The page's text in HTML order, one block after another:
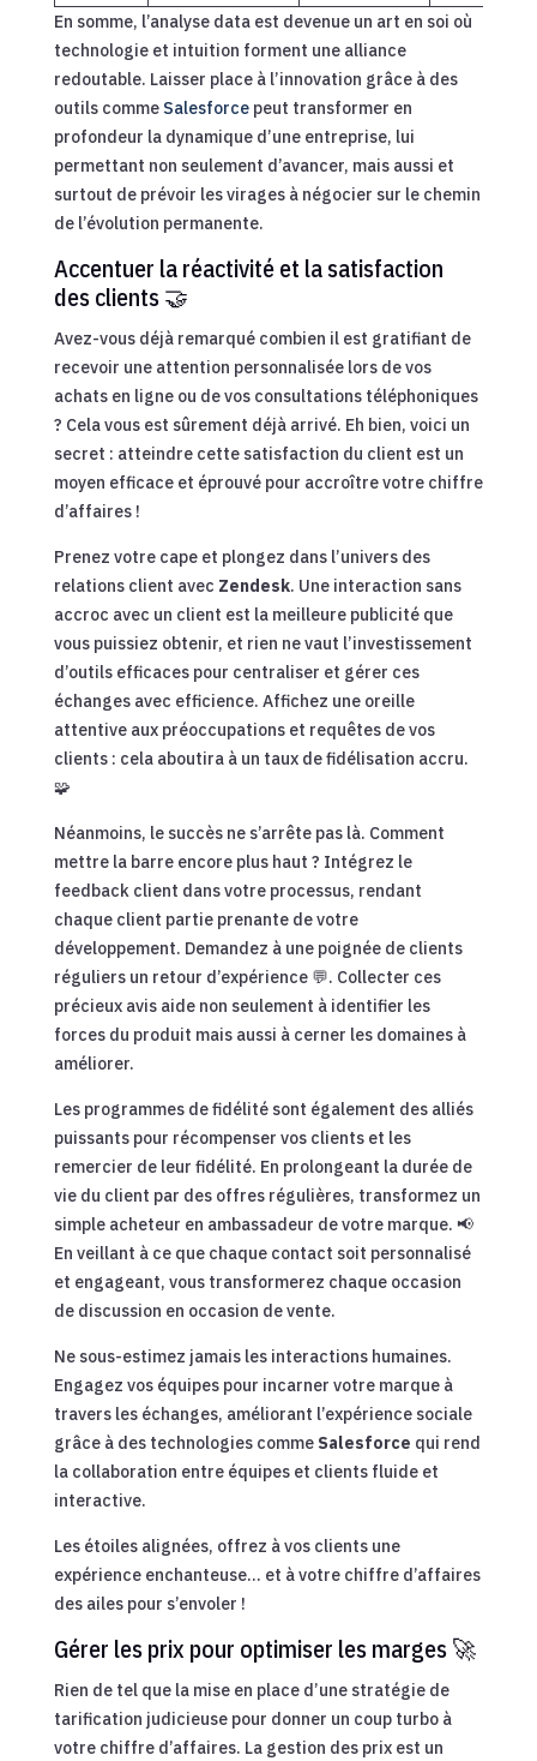
En somme, l’analyse data est devenue un art en soi où
technologie et intuition forment une alliance
redoutable. Laisser place à l’innovation grâce à des
outils comme Salesforcepeut transformer en
profondeur la dynamique d’une entreprise, lui
permettant non seulement d’avancer, mais aussi et
surtout de prévoir les virages à négocier sur le chemin
de l’évolution permanente.
Accentuer la réactivité et la satisfaction
des clients 🤝
Avez-vous déjà remarqué combien il est gratifiant de
recevoir une attention personnalisée lors de vos
achats en ligne ou de vos consultations téléphoniques
? Cela vous est sûrement déjà arrivé. Eh bien, voici un
secret : atteindre cette satisfaction du client est un
moyen efficace et éprouvé pour accroître votre chiffre
d’affaires !
Prenez votre cape et plongez dans l’univers des
relations client avec Zendesk. Une interaction sans
accroc avec un client est la meilleure publicité que
vous puissiez obtenir, et rien ne vaut l’investissement
d’outils efficaces pour centraliser et gérer ces
échanges avec efficience. Affichez une oreille
attentive aux préoccupations et requêtes de vos
clients : cela aboutira à un taux de fidélisation accru.
🧩
Néanmoins, le succès ne s’arrête pas là. Comment
mettre la barre encore plus haut ? Intégrez le
feedback client dans votre processus, rendant
chaque client partie prenante de votre
développement. Demandez à une poignée de clients
réguliers un retour d’expérience 💬. Collecter ces
précieux avis aide non seulement à identifier les
forces du produit mais aussi à cerner les domaines à
améliorer.
Les programmes de fidélité sont également des alliés
puissants pour récompenser vos clients et les
remercier de leur fidélité. En prolongeant la durée de
vie du client par des offres régulières, transformez un
simple acheteur en ambassadeur de votre marque. 📢
En veillant à ce que chaque contact soit personnalisé
et engageant, vous transformerez chaque occasion
de discussion en occasion de vente.
Ne sous-estimez jamais les interactions humaines.
Engagez vos équipes pour incarner votre marque à
travers les échanges, améliorant l’expérience sociale
grâce à des technologies comme Salesforce qui rend
la collaboration entre équipes et clients fluide et
interactive.
Les étoiles alignées, offrez à vos clients une
expérience enchanteuse… et à votre chiffre d’affaires
des ailes pour s’envoler !
Gérer les prix pour optimiser les marges 🚀
Rien de tel que la mise en place d’une stratégie de
tarification judicieuse pour donner un coup turbo à
votre chiffre d’affaires. La gestion des prix est un